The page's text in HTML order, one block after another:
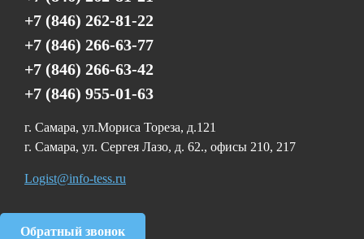
+7 (846) 262-81-22
+7 (846) 266-63-77
+7 (846) 266-63-42
+7 (846) 955-01-63
г. Самара, ул.Мориса Тореза, д.121
г. Самара, ул. Сергея Лазо, д. 62., офисы 210, 217
Logist@info-tess.ru
Обратный звонок